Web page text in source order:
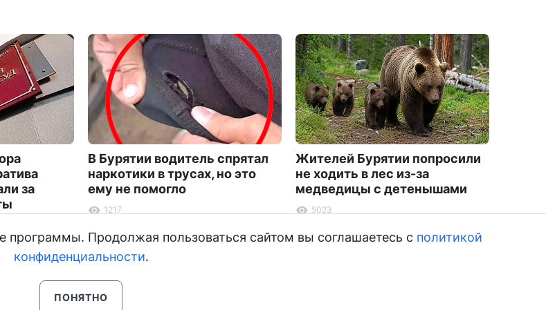
за
В Бурятии водитель спрятал
наркотики в трусах, но это
ему не помогло
1217
Жителей Бурятии попросили
не ходить в лес из-за
медведицы с детенышами
5023
программы. Продолжая пользоваться сайтом вы соглашаетесь с политикой
конфиденциальности.
ПОНЯТНО